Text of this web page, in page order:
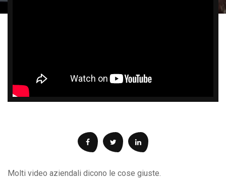
Molti video aziendali dicono le cose giuste.